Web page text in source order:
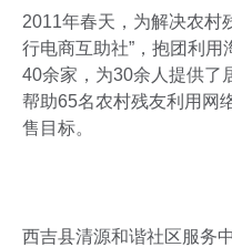
2011年春天，为解决农村
行电商互助社”，抱团利
40余家，为30余人提供了
帮助65名农村残友利用网
售目标。
西吉县清源和谐社区服务